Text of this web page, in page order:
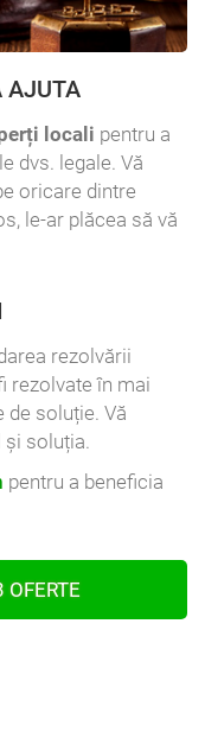
AJUTA
locali pentru a
dvs. legale. Vă
oricare dintre
le-ar plăcea să vă
rezolvării
rezolvate în mai
de soluție. Vă
și soluția.
pentru a beneficia
OFERTE